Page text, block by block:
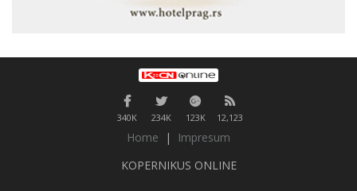
340K 234K 123K 12,123
Home |
Impresum
KOPERNIKUS ONLINE